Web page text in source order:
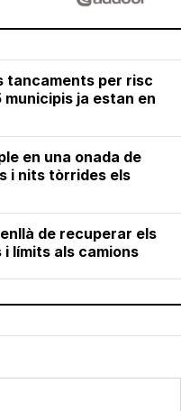
tancaments per risc
municipis ja estan en
en una onada de
i nits tòrrides els
de recuperar els
límits als camions